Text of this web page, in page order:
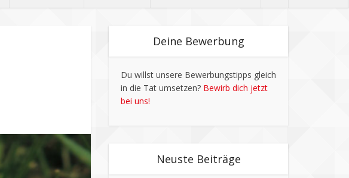
Deine Bewerbung
Du willst unsere Bewerbungstipps gleich
in die Tat umsetzen? Bewirb dich jetzt
bei uns!
Neuste Beiträge